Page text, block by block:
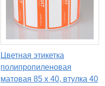
Цветная этикетка
полипропиленовая
матовая 85 x 40, втулка 40